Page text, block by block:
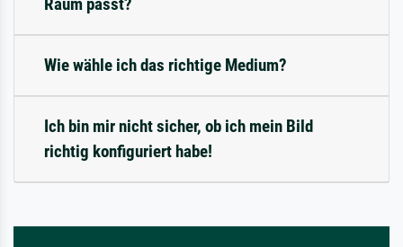
Raum passt?
Wie wähle ich das richtige Medium?
Ich bin mir nicht sicher, ob ich mein Bild
richtig konfiguriert habe!